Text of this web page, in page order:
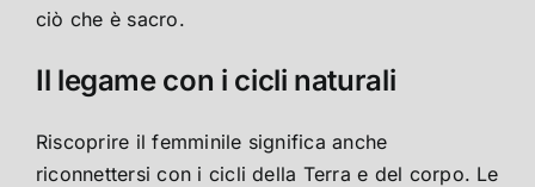
ciò che è sacro.
Il legame con i cicli naturali
Riscoprire il femminile significa anche
riconnettersi con i cicli della Terra e del corpo. Le